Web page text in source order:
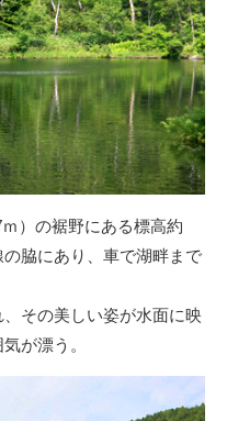
）の裾野にある標高約
の脇にあり、車で湖畔まで
その美しい姿が水面に映
が漂う。